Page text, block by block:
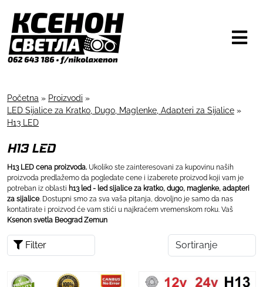
Početna » Proizvodi »
LED Sijalice za Kratko, Dugo, Maglenke, Adapteri za Sijalice »
H13 LED
H13 LED
H13 LED cena proizvoda. Ukoliko ste zainteresovani za kupovinu naših
proizvoda predlažemo da pogledate cene i izaberete proizvod koji vam je
potreban iz oblasti h13 led - led sijalice za kratko, dugo, maglenke, adapteri
za sijalice. Dostupni smo za sva vaša pitanja, dovoljno je samo da nas
kontatirate i proizvod će vam stići u najkraćem vremenskom roku. Vaš
Ksenon svetla Beograd Zemun
Filter